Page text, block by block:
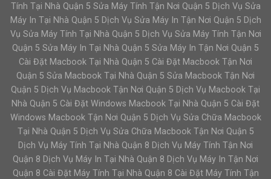
Tính Tại Nhà Quận 5 Sửa Máy Tính Tận Nơi Quận 5 Dịch Vụ Sửa
Máy In Tại Nhà Quận 5 Dịch Vụ Sửa Máy In Tận Nơi Quận 5 Dịch
Vụ Sửa Máy Tính Tại Nhà Quận 5 Dịch Vụ Sửa Máy Tính Tận Nơi
Quận 5 Sửa Máy In Tại Nhà Quận 5 Sửa Máy In Tận Nơi Quận 5
Cài Đặt Macbook Tại Nhà Quận 5 Cài Đặt Macbook Tận Nơi
Quận 5 Sửa Macbook Tại Nhà Quận 5 Sửa Macbook Tận Nơi
Quận 5 Dịch Vụ Macbook Tận Nơi Quận 5 Dịch Vụ Macbook Tại
Nhà Quận 5 Cài Đặt Windows Macbook Tại Nhà Quận 5 Cài Đặt
Windows Macbook Tận Nơi Quận 5 Dịch Vụ Sửa Chữa Macbook
Tại Nhà Quận 5 Dịch Vụ Sửa Chữa Macbook Tận Nơi Quận 5
Dịch Vụ Máy Tính Tại Nhà Quận 8 Dịch Vụ Máy Tính Tận Nơi
Quận 8 Dịch Vụ Máy In Tại Nhà Quận 8 Dịch Vụ Máy In Tận Nơi
Quận 8 Cài Đặt Máy Tính Tại Nhà Quận 8 Cài Đặt Máy Tính Tận